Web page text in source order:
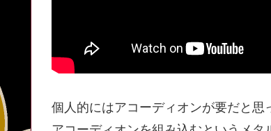
個人的にはアコーディオンが要だと思